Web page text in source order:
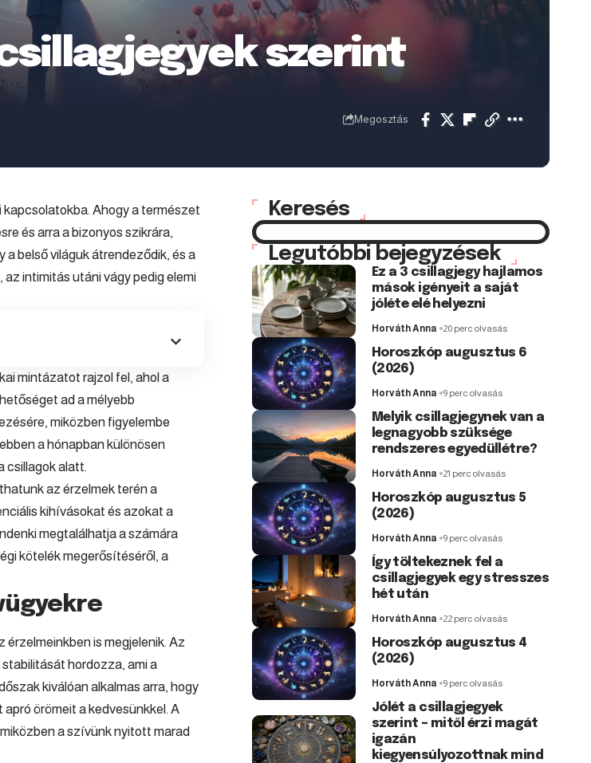
szerint
Megosztás
Ahogy a természet
és arra a bizonyos szikrára,
a belső világuk átrendeződik, és a
intimitás utáni vágy pedig elemi
mintázatot rajzol fel, ahol a
ad a mélyebb
miközben figyelembe
a hónapban különösen
csillagok alatt.
az érzelmek terén a
kihívásokat és azokat a
megtalálhatja a számára
kötelék megerősítéséről, a
érzelmeinkben is megjelenik. Az
hordozza, ami a
kiválóan alkalmas arra, hogy
örömeit a kedvesünkkel. A
a szívünk nyitott marad
Keresés
Legutóbbi bejegyzések
Ez a 3 csillagjegy hajlamos
mások igényeit a saját
jóléte elé helyezni
Horváth Anna 20 perc olvasás
Horoszkóp augusztus 6
(2026)
Horváth Anna 9 perc olvasás
Melyik csillagjegynek van a
legnagyobb szüksége
rendszeres egyedüllétre?
Horváth Anna 21 perc olvasás
Horoszkóp augusztus 5
(2026)
Horváth Anna 9 perc olvasás
Így töltekeznek fel a
csillagjegyek egy stresszes
hét után
Horváth Anna 22 perc olvasás
Horoszkóp augusztus 4
(2026)
Horváth Anna 9 perc olvasás
Jólét a csillagjegyek
szerint – mitől érzi magát
igazán
kiegyensúlyozottnak mind